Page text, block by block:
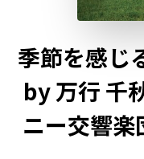
季節を感じ
by 万行 千
ニー交響